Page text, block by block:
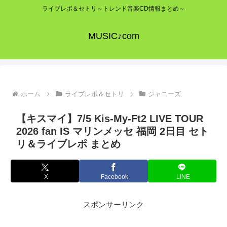
ライブレポ＆セトリ～トレンド音楽CD情報まとめ～
MUSIC♪com
ホーム ライブレポ＆セトリ ジャニーズ
【キスマイ】7/5 Kis-My-Ft2 LIVE TOUR
2026 fan IS マリンメッセ 福岡 2日目 セト
リ＆ライブレポ まとめ
X Facebook LINE
スポンサーリンク